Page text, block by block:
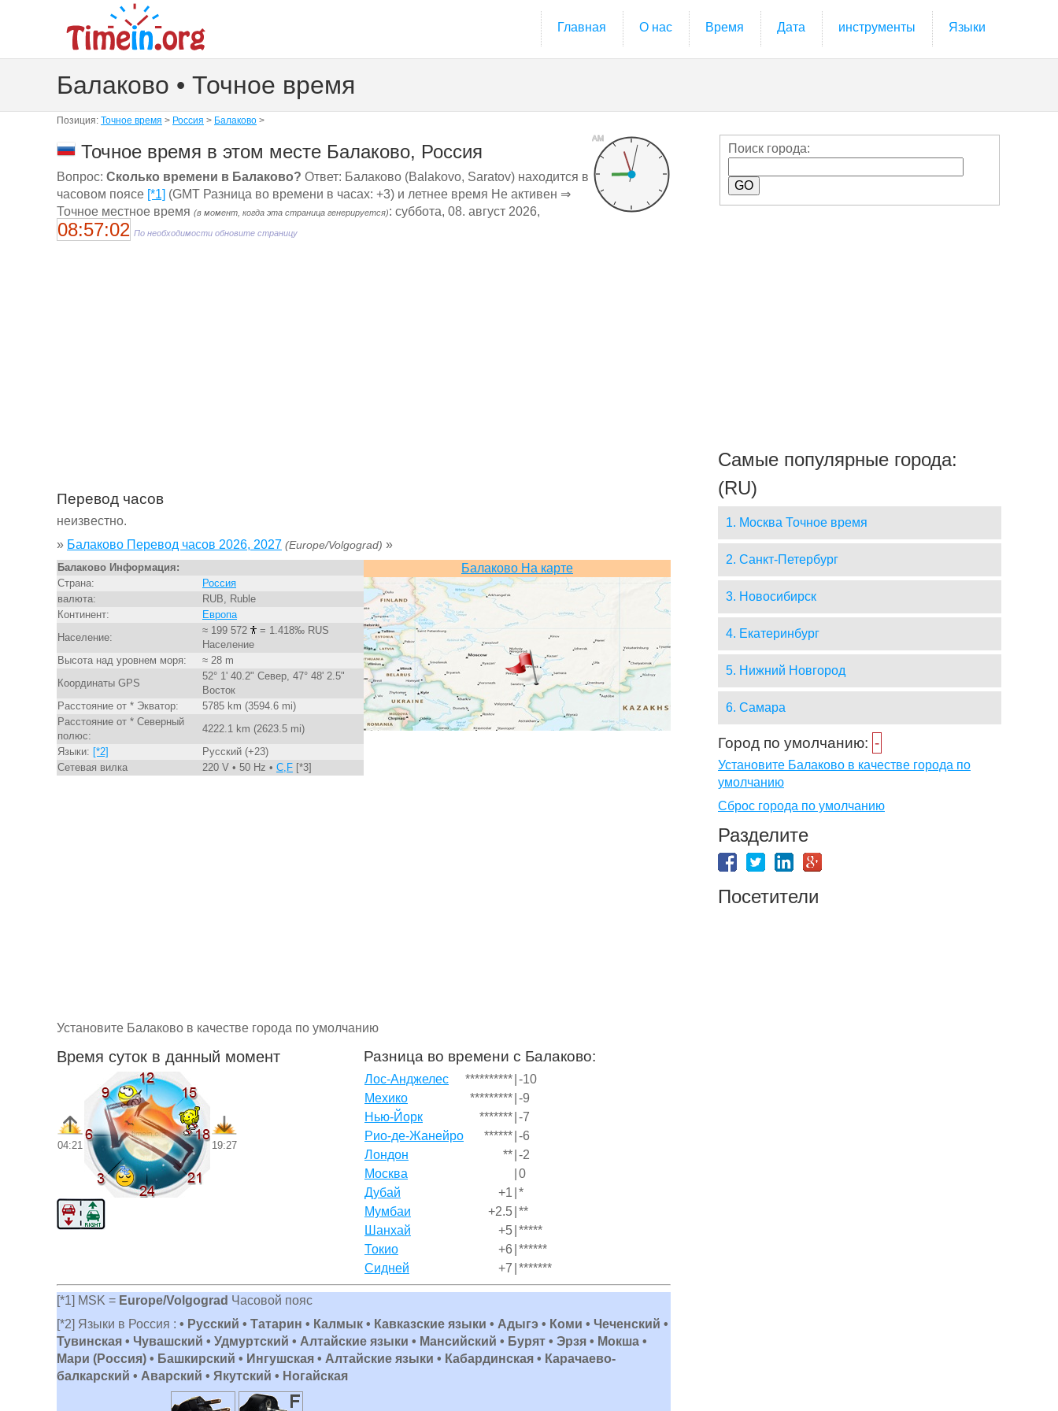
Главная О нас Время Дата инструменты Языки
Балаково • Точное время
Позиция: Точное время > Россия > Балаково >
AM
Точное время в этом месте Балаково, Россия
Вопрос: Сколько времени в Балаково? Ответ: Балаково (Balakovo, Saratov) находится в
часовом поясе [*1] (GMT Разница во времени в часах: +3) и летнее время Не активен ⇒
Точное местное время (в момент, когда эта страница генерируется): суббота, 08. август 2026,
08:57:03 По необходимости обновите страницу
Перевод часов
неизвестно.
» Балаково Перевод часов 2026, 2027 (Europe/Volgograd) »
Балаково Информация:
Страна:
Россия
валюта:
RUB, Ruble
Континент:
Европа
Население:
≈ 199 572
= 1.418‰ RUS
Население
Высота над уровнем моря:
≈ 28 m
Координаты GPS
52° 1' 40.2" Север, 47° 48' 2.5"
Восток
Расстояние от * Экватор:
5785 km (3594.6 mi)
Расстояние от * Северный
полюс:
4222.1 km (2623.5 mi)
Языки: [*2]
Русский (+23)
Сетевая вилка
220 V • 50 Hz • C,F [*3]
Балаково На карте
Установите Балаково в качестве города по умолчанию
Время суток в данный момент
04:21 19:27
Разница во времени с Балаково:
Лос-Анджелес ********** -10
Мехико
********* -9
Нью-Йорк
******* -7
Рио-де-Жанейро
****** -6
Лондон
** -2
Москва
0
Дубай
+1 *
Мумбаи
+2.5 **
Шанхай
+5 *****
Токио
+6 ******
Сидней
+7 *******
[*1] MSK = Europe/Volgograd Часовой пояс
[*2] Языки в Россия : • Русский • Татарин • Калмык • Кавказские языки • Адыгэ • Коми • Чеченский •
Тувинская • Чувашский • Удмуртский • Алтайские языки • Мансийский • Бурят • Эрзя • Мокша •
Мари (Россия) • Башкирский • Ингушская • Алтайские языки • Кабардинская • Карачаево-
балкарский • Аварский • Якутский • Ногайская
Поиск города:
Самые популярные города:
(RU)
1. Москва Точное время
2. Санкт-Петербург
3. Новосибирск
4. Екатеринбург
5. Нижний Новгород
6. Самара
Город по умолчанию: -
Установите Балаково в качестве города по
умолчанию
Сброс города по умолчанию
Разделите
Посетители